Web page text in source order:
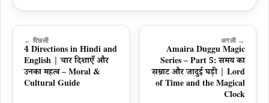
← पिछली
4 Directions in Hindi and
English | चार दिशाएँ और
उनका महत्व – Moral &
Cultural Guide
अगली →
Amaira Duggu Magic
Series – Part 5: समय का
सम्राट और जादुई घड़ी | Lord
of Time and the Magical
Clock